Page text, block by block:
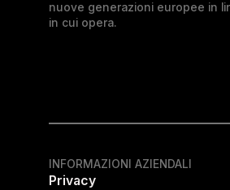
nuove generazioni europee in
in cui opera.
INFORMAZIONI AZIENDALI
Privacy